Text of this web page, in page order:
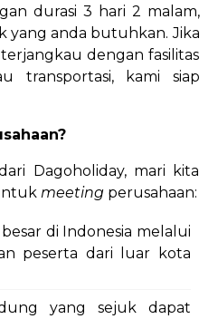
durasi 3 hari 2 malam,
yang anda butuhkan. Jika
dengan fasilitas
transportasi, kami siap
Dagoholiday, mari kita
meeting perusahaan:
di Indonesia melalui
peserta dari luar kota
yang sejuk dapat